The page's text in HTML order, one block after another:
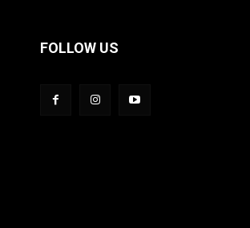
FOLLOW US